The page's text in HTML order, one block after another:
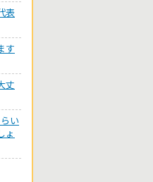
表
す
丈
い
ょ